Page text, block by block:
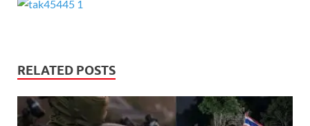
RELATED POSTS